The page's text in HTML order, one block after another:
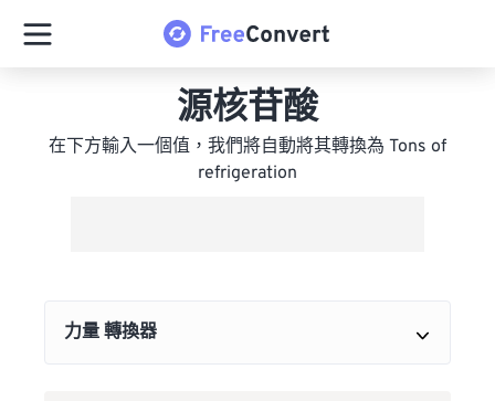
源核苷酸
在下方輸入一個值，我們將自動將其轉換為 Tons of
refrigeration